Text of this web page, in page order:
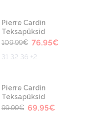
-30%
Pierre Cardin
Teksapüksid
109.99€ 76.95€
31 32 36 +2
-30%
Pierre Cardin
Teksapüksid
99.99€ 69.95€